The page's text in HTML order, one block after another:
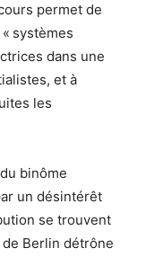
permet de
systèmes
dans une
et à
les
binôme
un désintérêt
se trouvent
Berlin détrône